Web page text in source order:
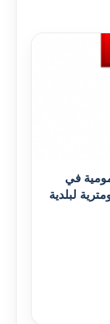
في
لبلدية